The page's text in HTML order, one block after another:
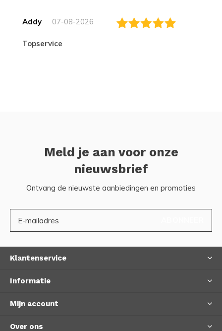
Addy 07-08-2026
topservice
Meld je aan voor onze
nieuwsbrief
Ontvang de nieuwste aanbiedingen en promoties
Klantenservice
Informatie
Mijn account
Over ons